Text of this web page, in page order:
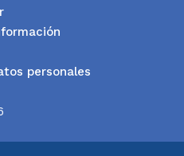
personales